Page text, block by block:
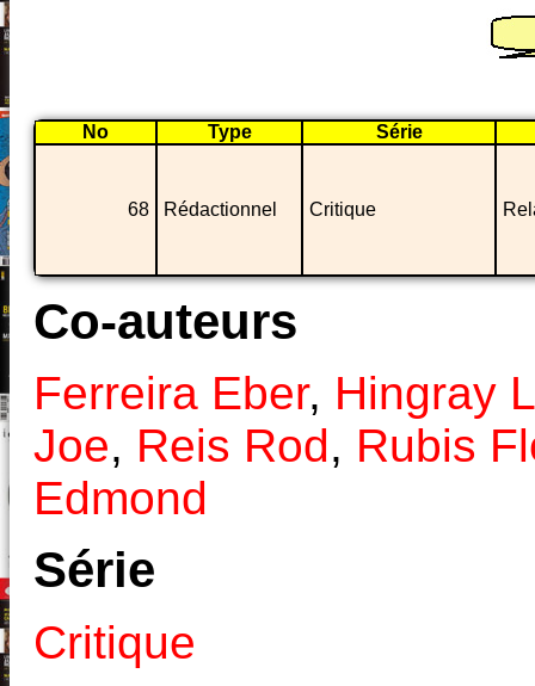
No Type Série
68 Rédactionnel Critique
Co-auteurs
Ferreira Eber, Hingray
Joe, Reis Rod, Rubis
Edmond
Série
Critique